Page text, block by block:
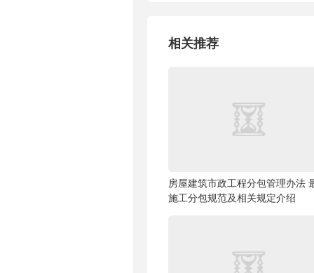
相关推荐
房屋建筑市政工程分包管理办法
施工分包规范及相关规定介绍